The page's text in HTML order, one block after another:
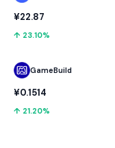
¥22.87
↑ 23.10%
GameBuild
¥0.1514
↑ 21.20%